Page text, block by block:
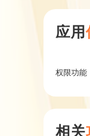
应用
权限功能
相关